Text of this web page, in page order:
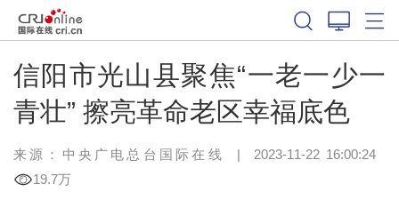
信阳市光山县聚焦“一老一少一
青壮” 擦亮革命老区幸福底色
来源：中央广电总台国际在线 | 2023-11-22 16:00:24
19.7万